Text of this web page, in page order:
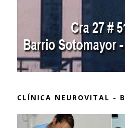
CLÍNICA NEUROVITAL -